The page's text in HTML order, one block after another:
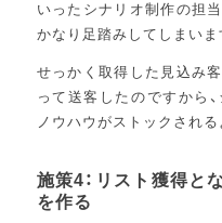
いったシナリオ制作の担
かなり足踏みしてしまいま
せっかく取得した見込み
って送客したのですから
ノウハウがストックされ
施策4：リスト獲得と
を作る